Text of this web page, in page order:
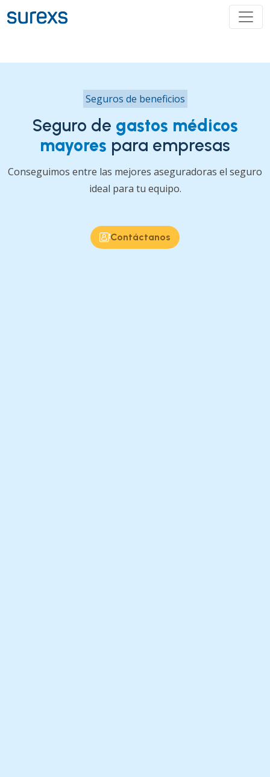
Seguros de beneficios
Seguro de gastos médicos
mayores para empresas
Conseguimos entre las mejores aseguradoras el seguro
ideal para tu equipo.
Contáctanos